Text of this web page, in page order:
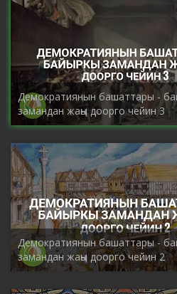
Демократиянын башаттары -
замандан жаңы доорго чейин 3
Демократиянын башаттары -
замандан жаңы доорго чейин 2